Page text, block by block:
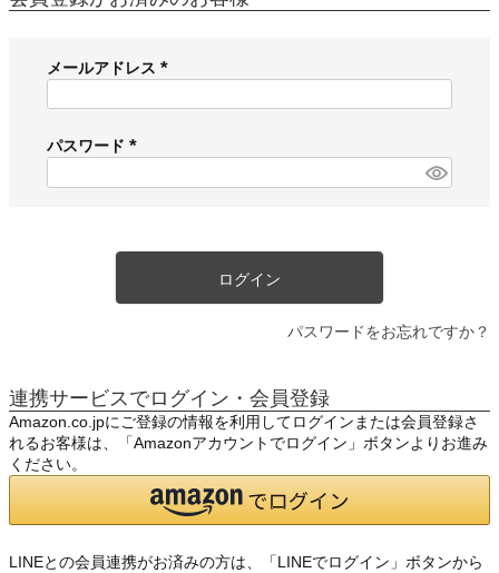
メールアドレス
必
)
パスワード
必
ログイン
パスワードをお忘れですか？
連携サービスでログイン・会員登録
Amazon.co.jpにご登録の情報を利用してログインまたは会員登録さ
れるお客様は、「Amazonアカウントでログイン」ボタンよりお進み
ください。
LINEとの会員連携がお済みの方は、「LINEでログイン」ボタンから